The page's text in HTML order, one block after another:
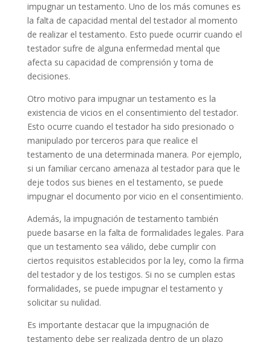
impugnar un testamento. Uno de los más comunes es
la falta de capacidad mental del testador al momento
de realizar el testamento. Esto puede ocurrir cuando el
testador sufre de alguna enfermedad mental que
afecta su capacidad de comprensión y toma de
decisiones.
Otro motivo para impugnar un testamento es la
existencia de vicios en el consentimiento del testador.
Esto ocurre cuando el testador ha sido presionado o
manipulado por terceros para que realice el
testamento de una determinada manera. Por ejemplo,
si un familiar cercano amenaza al testador para que le
deje todos sus bienes en el testamento, se puede
impugnar el documento por vicio en el consentimiento.
Además, la impugnación de testamento también
puede basarse en la falta de formalidades legales. Para
que un testamento sea válido, debe cumplir con
ciertos requisitos establecidos por la ley, como la firma
del testador y de los testigos. Si no se cumplen estas
formalidades, se puede impugnar el testamento y
solicitar su nulidad.
Es importante destacar que la impugnación de
testamento debe ser realizada dentro de un plazo